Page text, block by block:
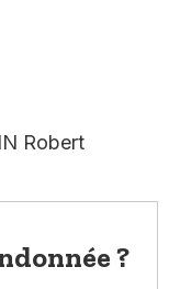
Robert
?